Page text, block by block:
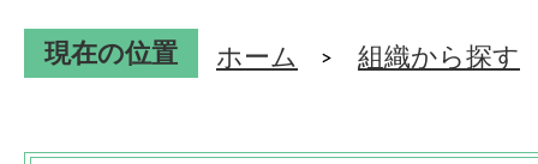
現在の位置 ホーム 組織から探す